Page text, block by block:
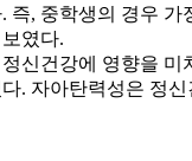
즉, 중학생의 경우
였다.
신건강에 영향을
. 자아탄력성은 정